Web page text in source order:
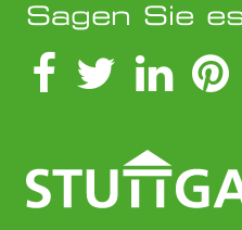
Sagen Sie